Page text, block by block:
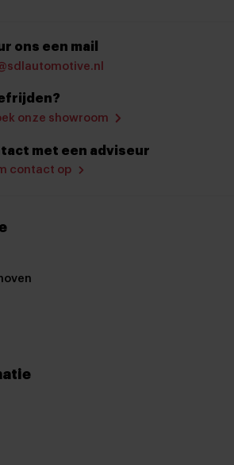
dimmend
achter
ons een mail
onze showroom
met een adviseur
contact op